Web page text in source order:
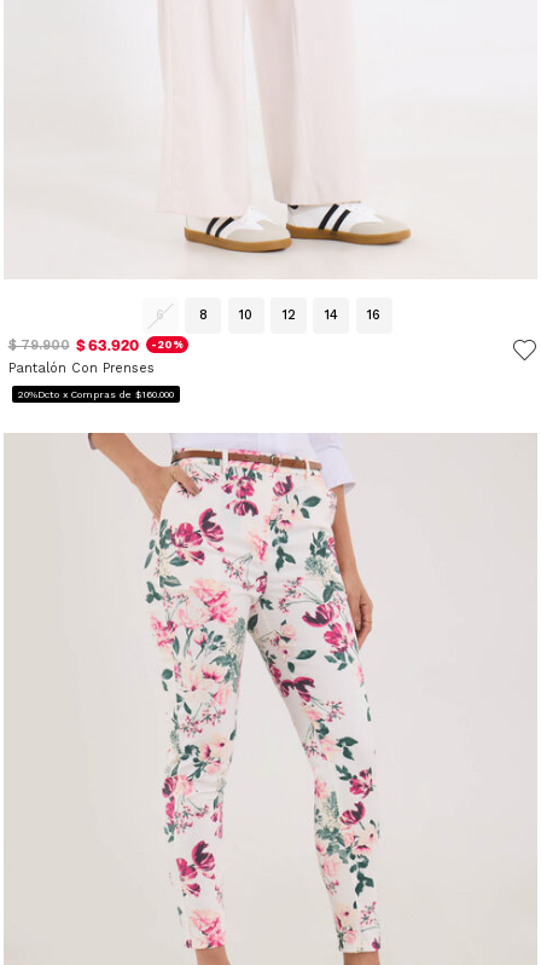
6 8 10 12 14
16
$ 79.900 $ 63.920 -20%
Pantalón Con Prenses
20%Dcto x Compras de $160.000